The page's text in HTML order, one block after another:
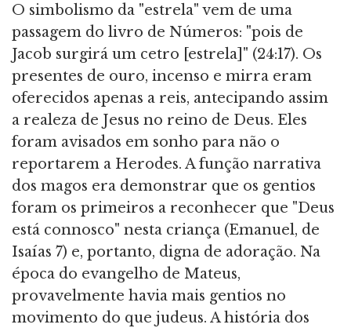
O simbolismo da "estrela" vem de uma
passagem do livro de Números: "pois de
Jacob surgirá um cetro [estrela]" (24:17). Os
presentes de ouro, incenso e mirra eram
oferecidos apenas a reis, antecipando assim
a realeza de Jesus no reino de Deus. Eles
foram avisados em sonho para não o
reportarem a Herodes. A função narrativa
dos magos era demonstrar que os gentios
foram os primeiros a reconhecer que "Deus
está connosco" nesta criança (Emanuel, de
Isaías 7) e, portanto, digna de adoração. Na
época do evangelho de Mateus,
provavelmente havia mais gentios no
movimento do que judeus. A história dos